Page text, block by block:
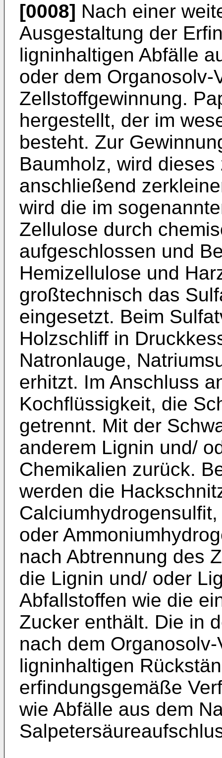
[0008] Nach einer
Ausgestaltung der
ligninhaltigen Abfälle
oder dem Organosolv-
Zellstoffgewinnung.
hergestellt, der im
besteht. Zur
Baumholz, wird
anschließend
wird die im
Zellulose durch
aufgeschlossen und
Hemizellulose und
großtechnisch das
eingesetzt. Beim
Holzschliff in
Natronlauge,
erhitzt. Im Anschluss
Kochflüssigkeit, die
getrennt. Mit der
anderem Lignin und/
Chemikalien zurück.
werden die
oder
nach Abtrennung des
die Lignin und/ oder
Abfallstoffen wie die
Zucker enthält. Die in
nach dem
ligninhaltigen
erfindungsgemäße
wie Abfälle aus dem